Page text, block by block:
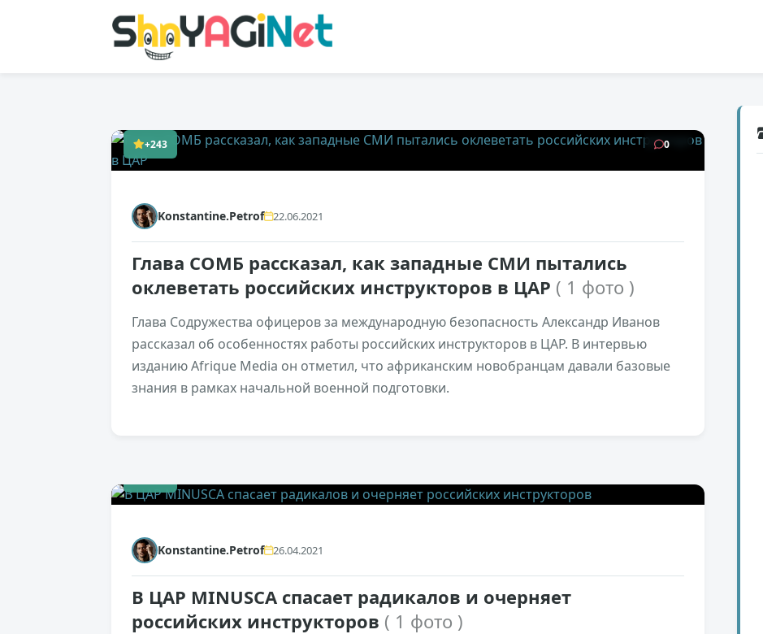
+243 0
Konstantine.Petrof 22.06.2021
Глава СОМБ рассказал, как западные СМИ пытались
оклеветать российских инструкторов в ЦАР ( 1 фото )
Глава Содружества офицеров за международную безопасность Александр Иванов
рассказал об особенностях работы российских инструкторов в ЦАР. В интервью
изданию Afrique Media он отметил, что африканским новобранцам давали базовые
знания в рамках начальной военной подготовки.
Konstantine.Petrof 26.04.2021
В ЦАР MINUSCA спасает радикалов и очерняет
российских инструкторов ( 1 фото )